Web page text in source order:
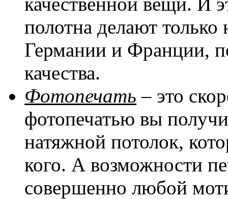
полотна делают
Германии и Франции,
качества.
Фотопечать – это
фотопечатью вы
натяжной потолок,
кого. А возможности
совершенно любой